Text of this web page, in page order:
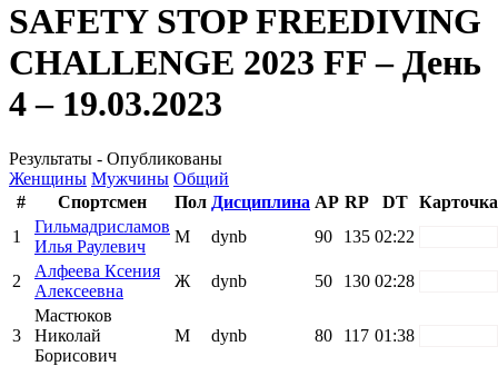
SAFETY STOP FREEDIVING
CHALLENGE 2023 FF – День
4 – 19.03.2023
Результаты - Опубликованы
Женщины Мужчины Общий
#
Спортсмен Пол Дисциплина AP RP DT
Карточка
1
Гильмадрисламов
Илья Раулевич
М dynb 90 135 02:22
2
Алфеева Ксения
Алексеевна
Ж dynb 50 130 02:28
3
Мастюков
Николай
Борисович
М dynb 80 117 01:38